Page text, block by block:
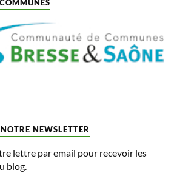
NEWSLETTER
lettre par email pour recevoir les
blog.